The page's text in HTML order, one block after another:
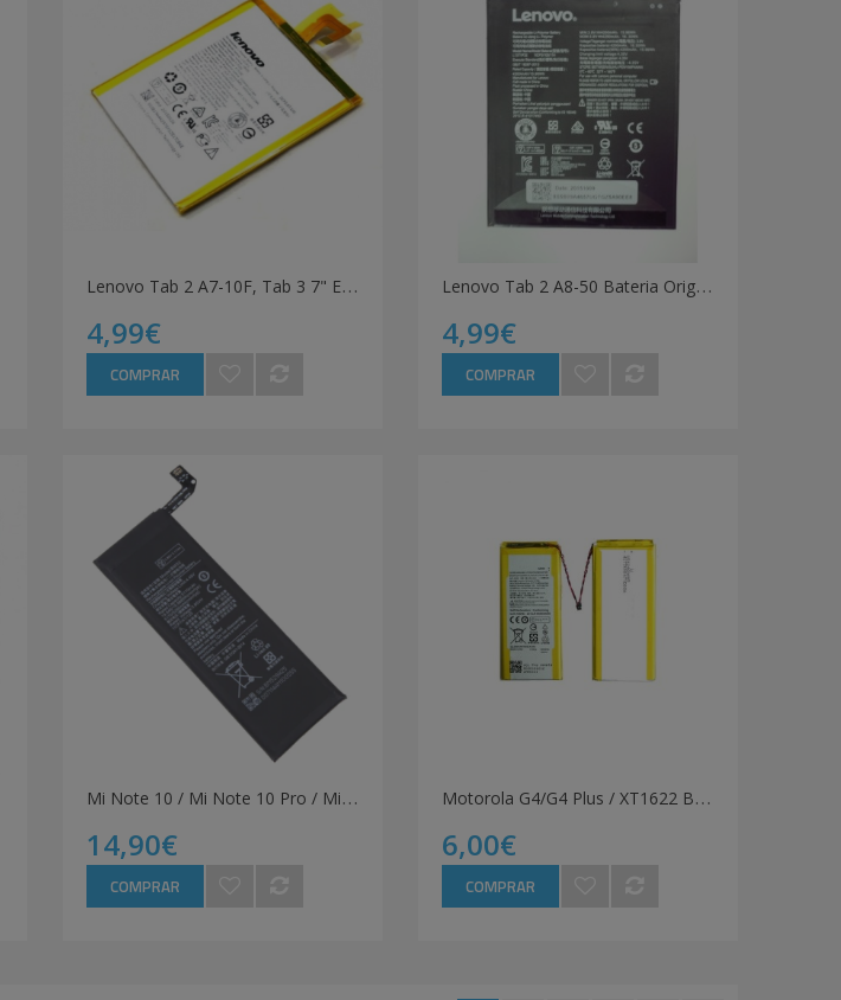
L
enovo Tab 2 A7-10F, Tab 3 7" Essential Bateria Original
4,99€
COMPRAR
L
enovo Tab 2 A8-50 Bateria Original
4,99€
COMPRAR
M
i Note 10 / Mi Note 10 Pro / Mi Note 10 Lite Bateria BM52
14,90€
COMPRAR
M
otorola G4/G4 Plus / XT1622 Bateria
6,00€
COMPRAR